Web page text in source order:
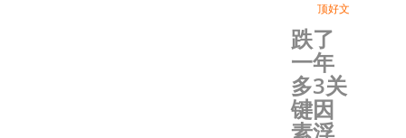
顶好文
跌了
一年
多3关
键因